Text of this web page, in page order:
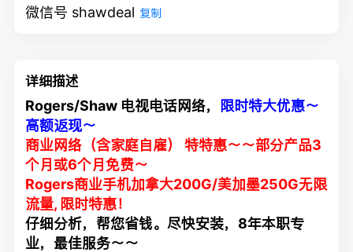
微信号 shawdeal 复制
详细描述
Rogers/Shaw 电视电话网络， 限时特大优惠～
高额返现～
商业网络（含家庭自雇） 特特惠～～部分产品3
个月或6个月免费～
Rogers商业手机加拿大200G/美加墨250G无限
流量, 限时特惠！
仔细分析，帮您省钱。尽快安装，8年本职专
业，最佳服务～～